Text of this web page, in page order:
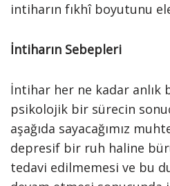
intiharın fıkhî boyutunu
İntiharın Sebepleri
İntihar her ne kadar anlık
psikolojik bir sürecin
aşağıda sayacağımız
depresif bir ruh haline
tedavi edilmemesi ve bu